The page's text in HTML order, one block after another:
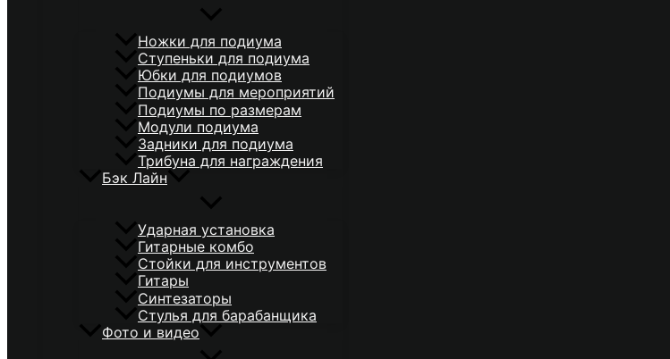
Ножки для подиума
Ступеньки для подиума
Юбки для подиумов
Подиумы для мероприятий
Подиумы по размерам
Модули подиума
Задники для подиума
Трибуна для награждения
Бэк Лайн
Ударная установка
Гитарные комбо
Стойки для инструментов
Гитары
Синтезаторы
Стулья для барабанщика
Фото и видео